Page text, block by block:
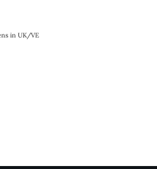
in UK/VE